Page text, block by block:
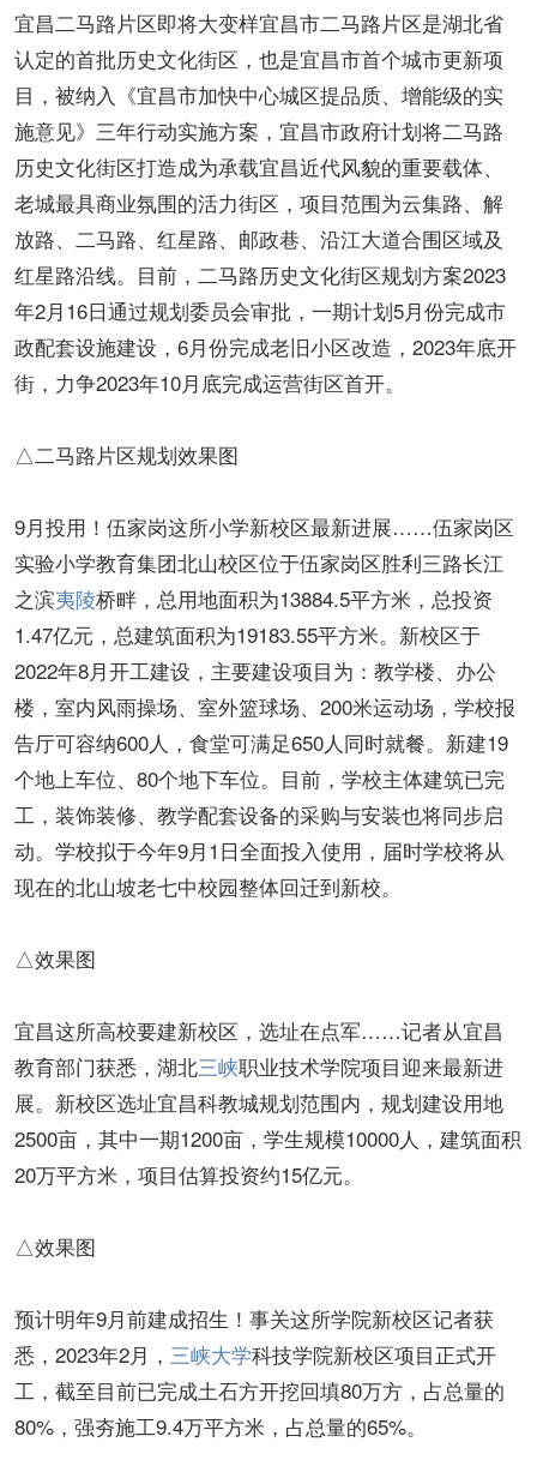
宜昌二马路片区即将大变样宜昌市二马路片区是湖北省
认定的首批历史文化街区，也是宜昌市首个城市更新项
目，被纳入《宜昌市加快中心城区提品质、增能级的实
施意见》三年行动实施方案，宜昌市政府计划将二马路
历史文化街区打造成为承载宜昌近代风貌的重要载体、
老城最具商业氛围的活力街区，项目范围为云集路、解
放路、二马路、红星路、邮政巷、沿江大道合围区域及
红星路沿线。目前，二马路历史文化街区规划方案2023
年2月16日通过规划委员会审批，一期计划5月份完成市
政配套设施建设，6月份完成老旧小区改造，2023年底开
街，力争2023年10月底完成运营街区首开。
△二马路片区规划效果图
9月投用！伍家岗这所小学新校区最新进展……伍家岗区
实验小学教育集团北山校区位于伍家岗区胜利三路长江
之滨夷陵桥畔，总用地面积为13884.5平方米，总投资
1.47亿元，总建筑面积为19183.55平方米。新校区于
2022年8月开工建设，主要建设项目为：教学楼、办公
楼，室内风雨操场、室外篮球场、200米运动场，学校报
告厅可容纳600人，食堂可满足650人同时就餐。新建19
个地上车位、80个地下车位。目前，学校主体建筑已完
工，装饰装修、教学配套设备的采购与安装也将同步启
动。学校拟于今年9月1日全面投入使用，届时学校将从
现在的北山坡老七中校园整体回迁到新校。
△效果图
宜昌这所高校要建新校区，选址在点军……记者从宜昌
教育部门获悉，湖北三峡职业技术学院项目迎来最新进
展。新校区选址宜昌科教城规划范围内，规划建设用地
2500亩，其中一期1200亩，学生规模10000人，建筑面积
20万平方米，项目估算投资约15亿元。
△效果图
预计明年9月前建成招生！事关这所学院新校区记者获
悉，2023年2月， 三峡大学科技学院新校区项目正式开
工，截至目前已完成土石方开挖回填80万方，占总量的
80%，强夯施工9.4万平方米，占总量的65%。